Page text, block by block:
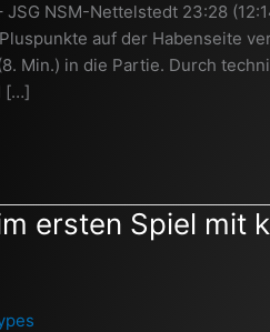
JSG NSM-Nettelstedt 23:28
auf der Habenseite
Min.) in die Partie. Durch
[…]
ersten Spiel mit